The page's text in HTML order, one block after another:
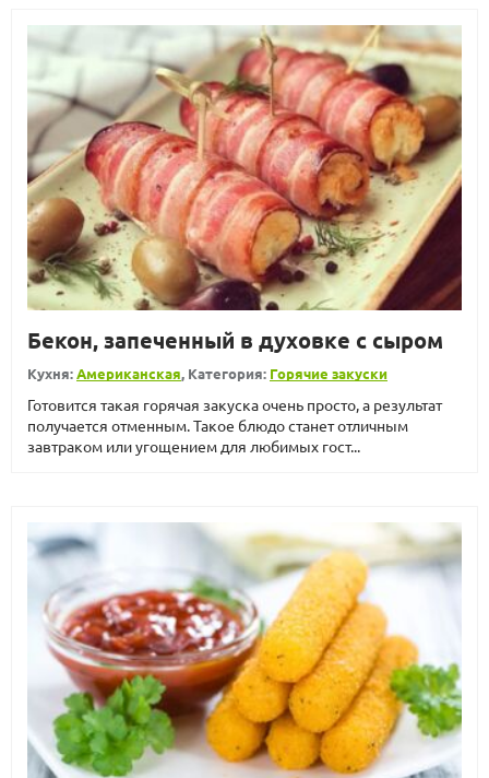
Бекон, запеченный в духовке с сыром
Кухня:Американская, Категория: Горячие закуски
Готовится такая горячая закуска очень просто, а результат
получается отменным. Такое блюдо станет отличным
завтраком или угощением для любимых гост...